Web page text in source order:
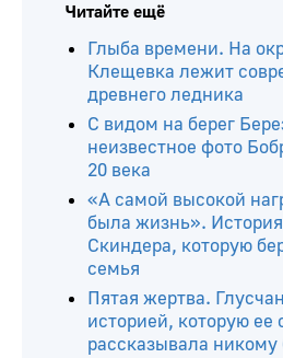
Читайте ещё
Глыба времени. На
Клещевка лежит
древнего ледника
С видом на берег
неизвестное фото
20 века
«А самой высокой
была жизнь».
Скиндера, которую
семья
Пятая жертва.
историей, которую ее
рассказывала